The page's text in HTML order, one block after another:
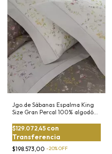
Jgo.de Sábanas Espalma King
Size Gran Percal 100% algodón
$198.573,00 -20%OFF
$129.072,45 con
Transferencia